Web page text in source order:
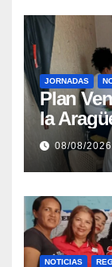
JORNADAS
Plan
la
Aragua
08/08/
NOTICIAS